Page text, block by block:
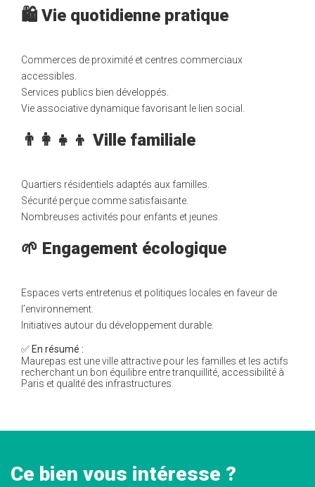
🛍️ Vie quotidienne pratique
Commerces de proximité et centres commerciaux
accessibles.
Services publics bien développés.
Vie associative dynamique favorisant le lien social.
👨‍👩‍👧‍👦 Ville familiale
Quartiers résidentiels adaptés aux familles.
Sécurité perçue comme satisfaisante.
Nombreuses activités pour enfants et jeunes.
🌱 Engagement écologique
Espaces verts entretenus et politiques locales en faveur de
l’environnement.
Initiatives autour du développement durable.
✅ En résumé :
Maurepas est une ville attractive pour les familles et les actifs
recherchant un bon équilibre entre tranquillité, accessibilité à
Paris et qualité des infrastructures.
Ce bien vous intéresse ?